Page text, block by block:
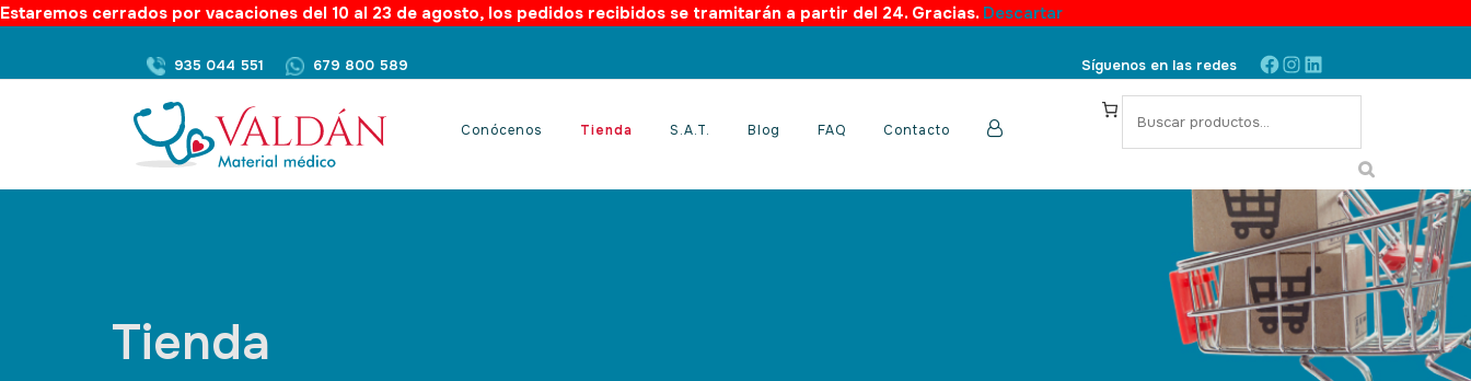
Estaremos cerrados por vacaciones del 10 al 23 de agosto, los pedidos recibidos se tramitarán a partir del 24. Gracias. Descartar
935 044 551 679 800 589 Síguenos en las redes
Conócenos Tienda S.A.T. Blog FAQ Contacto
Tienda